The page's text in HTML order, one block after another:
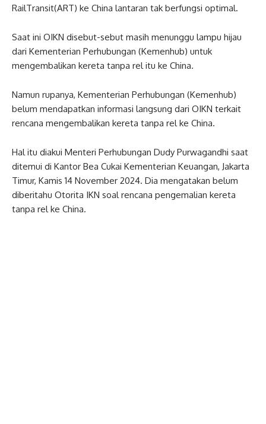
RailTransit(ART) ke China lantaran tak berfungsi optimal.
Saat ini OIKN disebut-sebut masih menunggu lampu hijau
dari Kementerian Perhubungan (Kemenhub) untuk
mengembalikan kereta tanpa rel itu ke China.
Namun rupanya, Kementerian Perhubungan (Kemenhub)
belum mendapatkan informasi langsung dari OIKN terkait
rencana mengembalikan kereta tanpa rel ke China.
Hal itu diakui Menteri Perhubungan Dudy Purwagandhi saat
ditemui di Kantor Bea Cukai Kementerian Keuangan, Jakarta
Timur, Kamis 14 November 2024. Dia mengatakan belum
diberitahu Otorita IKN soal rencana pengemalian kereta
tanpa rel ke China.